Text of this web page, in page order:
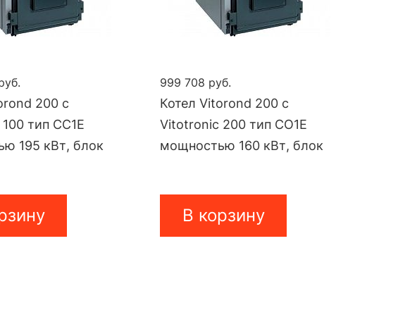
200 с
тип CC1E
195 кВт, блок
999 708 руб.
Котел Vitorond 200 с
Vitotronic 200 тип CO1E
мощностью 160 кВт, блок
В корзину